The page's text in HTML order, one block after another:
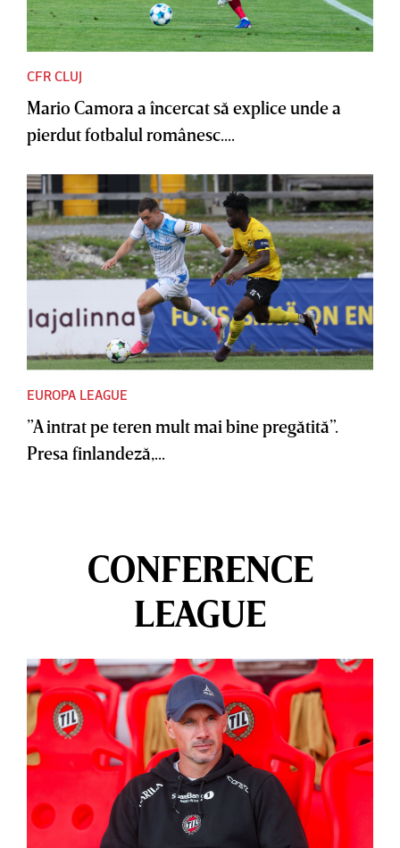
CFR CLUJ
Mario Camora a încercat să explice unde a
pierdut fotbalul românesc....
EUROPA LEAGUE
”A intrat pe teren mult mai bine pregătită”.
Presa finlandeză,...
CONFERENCE
LEAGUE